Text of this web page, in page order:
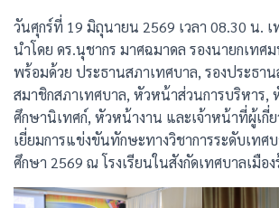
วันศุกร์ที่ 19 มิถุนายน 2569 เวลา 08.30 น. เ
นำโดย ดร.นุชากร มาศฉมาดล รองนายกเทศม
พร้อมด้วย ประธานสภาเทศบาล, รองประธา
สมาชิกสภาเทศบาล, หัวหน้าส่วนการบริหาร,
ศึกษานิเทศก์, หัวหน้างาน และเจ้าหน้าที่ผู้เกี่
เยี่ยมการแข่งขันทักษะทางวิชาการระดับเทศ
ศึกษา 2569 ณ โรงเรียนในสังกัดเทศบาลเมือง